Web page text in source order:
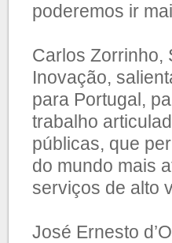
poderemos ir
Carlos Zorrinho,
Inovação,
para Portugal,
trabalho
públicas, que
do mundo mais
serviços de alto
José Ernesto